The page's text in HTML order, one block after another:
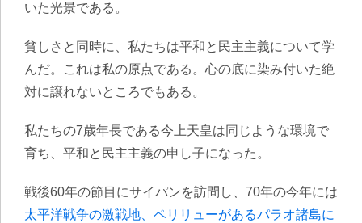
いた光景である。
貧しさと同時に、私たちは平和と民主主義について学
んだ。これは私の原点である。心の底に染み付いた絶
対に譲れないところでもある。
私たちの7歳年長である今上天皇は同じような環境で
育ち、平和と民主主義の申し子になった。
戦後60年の節目にサイパンを訪問し、70年の今年には
太平洋戦争の激戦地、ペリリューがあるパラオ諸島に